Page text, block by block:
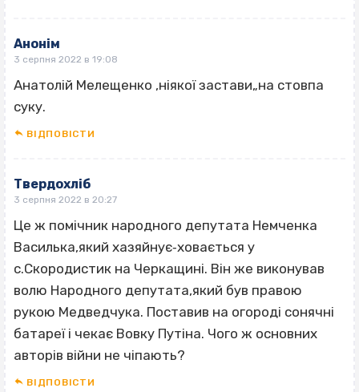
Анонім
3 серпня 2022 в 19:08
Анатолій Мелещенко ‚ніякої застави„на стовпа
суку.
ВІДПОВІCТИ
Твердохліб
3 серпня 2022 в 20:27
Це ж помічник народного депутата Немченка
Василька,який хазяйнує‐ховається у
с.Скородистик на Черкащині. Він же виконував
волю Народного депутата,який був правою
рукою Медведчука. Поставив на огороді сонячні
батареї і чекає Вовку Путіна. Чого ж основних
авторів війни не чіпають?
ВІДПОВІCТИ